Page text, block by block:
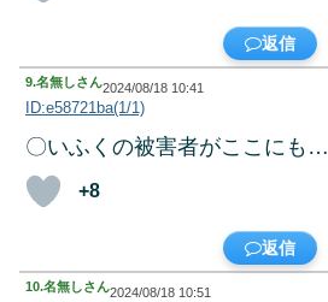
返信
9.名無しさん2024/08/18 10:41
ID:e58721ba(1/1)
〇いふくの被害者がここにも…
+8
返信
10.名無しさん2024/08/18 10:51